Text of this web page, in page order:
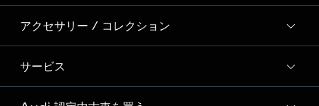
Audi Sport
Formula 1®
デジタルサービス
新車在庫検索
試乗車・展示車検索
見積もり依頼
モデル一覧
特別仕様モデル / 限定モデル
e-tronラインアップ
アクセサリー / コレクション
純正アクセサリー
オンラインショップ
サービス